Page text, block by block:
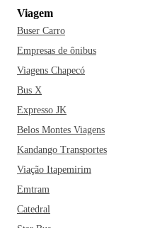
dica? Curta os sabores do
vem logo para Governador
Viagem
Buser Carro
Empresas de ônibus
Viagens Chapecó
Bus X
Expresso JK
Belos Montes Viagens
Kandango Transportes
Viação Itapemirim
Emtram
Catedral